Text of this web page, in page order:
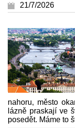
21/7/2026
nahoru, město
lázně praskají ve
posedět. Máme to